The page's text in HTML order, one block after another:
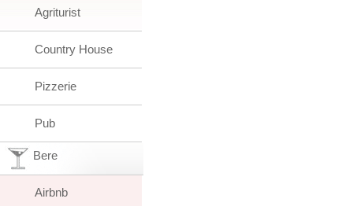
Agriturist
Country House
Pizzerie
Pub
Bere
Airbnb